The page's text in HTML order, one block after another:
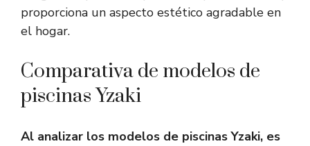
proporciona un aspecto estético agradable en
el hogar.
Comparativa de modelos de
piscinas Yzaki
Al analizar los modelos de piscinas Yzaki, es